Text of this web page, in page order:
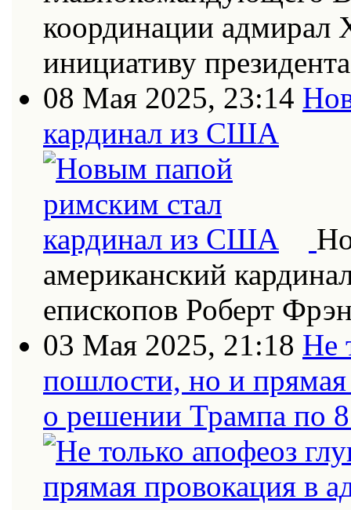
координации адмирал
инициативу
08 Мая 2025, 23:14
кардинал из США
американский
епископов Роберт
03 Мая 2025, 21:18 Не
пошлости, но и
о решении Трампа по